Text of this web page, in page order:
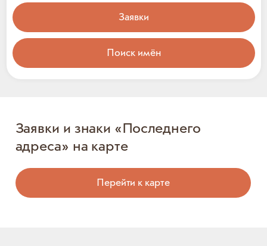
Заявки
Поиск имён
Заявки и знаки «Последнего
адреса» на карте
Перейти к карте